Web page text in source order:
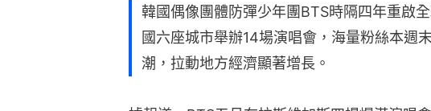
韓國偶像團體防彈少年團BTS時隔四年重啟
國六座城市舉辦14場演唱會，海量粉絲本週
潮，拉動地方經濟顯著增長。